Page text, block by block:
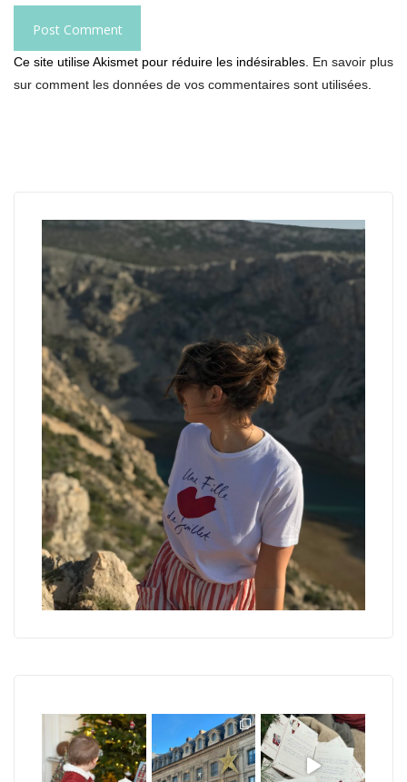
Ce site utilise Akismet pour réduire les indésirables. En savoir plus
sur comment les données de vos commentaires sont utilisées